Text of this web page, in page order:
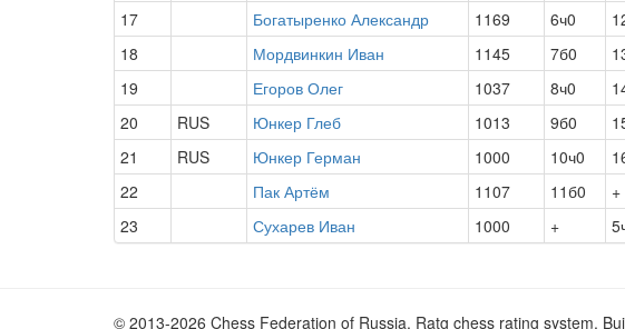
17
Богатыренко Александр 1169 6ч0
18
Мордвинкин Иван 1145 7б0
19
Егоров Олег 1037 8ч0
20
RUS Юнкер Глеб 1013 9б0
21
RUS Юнкер Герман 1000 10ч0
22
Пак Артём 1107 11б0 +
23
Сухарев Иван 1000 +
© 2013-2026 Chess Federation of Russia. Ratg chess rating system.